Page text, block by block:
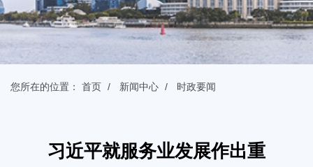
您所在的位置： 首页 新闻中心 时政要闻
习近平就服务业发展作出重